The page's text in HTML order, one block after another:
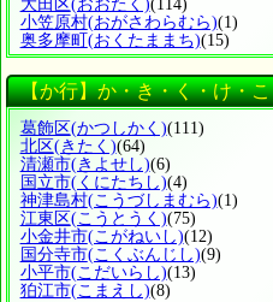
大田区(おおたく)(114)
小笠原村(おがさわらむら)(1)
奥多摩町 (おくたままち)(15)
【か行】か・き・く・け・こ
葛飾区(かつしかく)(111)
北区(きたく)(64)
清瀬市(きよせし)(6)
国立市(くにたちし)(4)
神津島村(こうづしまむら)(1)
江東区(こうとうく)(75)
小金井市(こがねいし)(12)
国分寺市(こくぶんじし)(9)
小平市(こだいらし)(13)
狛江市(こまえし)(8)